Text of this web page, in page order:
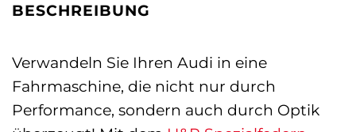
BESCHREIBUNG
Verwandeln Sie Ihren Audi in eine
Fahrmaschine, die nicht nur durch
Performance, sondern auch durch Optik